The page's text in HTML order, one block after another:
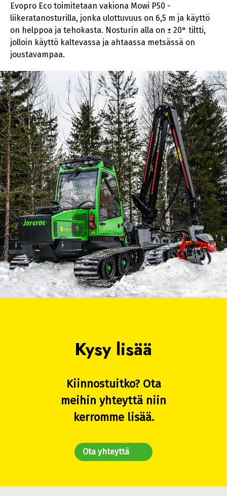
Evopro Eco toimitetaan vakiona Mowi P50 -
liikeratanosturilla, jonka ulottuvuus on 6,5 m ja käyttö
on helppoa ja tehokasta. Nosturin alla on ± 20° tiltti,
jolloin käyttö kaltevassa ja ahtaassa metsässä on
joustavampaa.
Kysy lisää
Kiinnostuitko? Ota
meihin yhteyttä niin
kerromme lisää.
Ota yhteyttä